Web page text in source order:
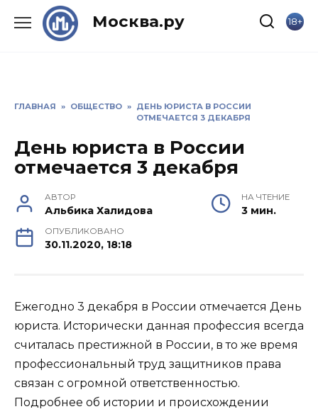
Москва.ру 18+
ГЛАВНАЯ » ОБЩЕСТВО » ДЕНЬ ЮРИСТА В РОССИИ
ОТМЕЧАЕТСЯ 3 ДЕКАБРЯ
День юриста в России
отмечается 3 декабря
АВТОР
Альбика Халидова
НА ЧТЕНИЕ
3 мин.
ОПУБЛИКОВАНО
30.11.2020, 18:18
Ежегодно 3 декабря в России отмечается День
юриста. Исторически данная профессия всегда
считалась престижной в России, в то же время
профессиональный труд защитников права
связан с огромной ответственностью.
Подробнее об истории и происхождении